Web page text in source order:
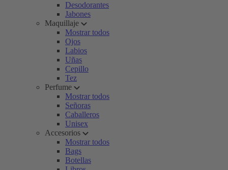
Desodorantes
Jabones
Maquillaje
Mostrar todos
Ojos
Labios
Uñas
Cepillo
Tez
Perfume
Mostrar todos
Señoras
Caballeros
Unisex
Accesorios
Mostrar todos
Bags
Botellas